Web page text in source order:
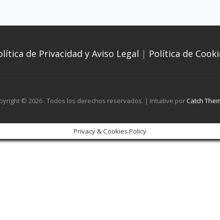
de Privacidad y Aviso Legal | Política de
© 2026 . Todos los derechos reservados. | Intuitive porCatch
Privacy & Cookies Policy